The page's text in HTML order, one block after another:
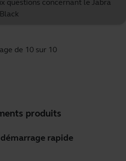
questions concernant le Jabra
de 10 sur 10
produits
rapide